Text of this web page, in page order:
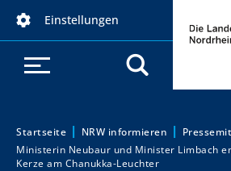
Einstellungen
Sie sind hier:
Startseite NRW informieren
Ministerin Neubaur und Minister Limbach
Kerze am Chanukka-Leuchter